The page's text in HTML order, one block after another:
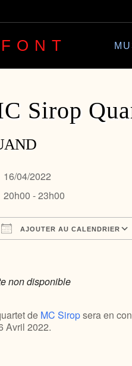
Sirop
16/04/2022
20h00 - 23h00
AJOUTER AU CALENDRIER
non disponible
de MC Siropsera en
Avril 2022.